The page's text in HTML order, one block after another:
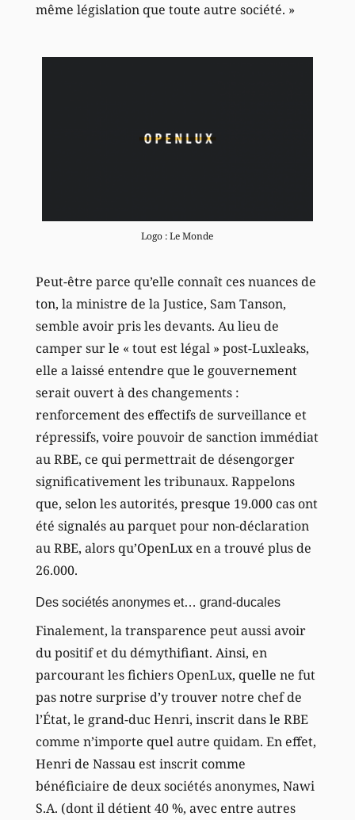
même législation que toute autre société. »
Logo : Le Monde
Peut-être parce qu’elle connaît ces nuances de
ton, la ministre de la Justice, Sam Tanson,
semble avoir pris les devants. Au lieu de
camper sur le « tout est légal » post-Luxleaks,
elle a laissé entendre que le gouvernement
serait ouvert à des changements :
renforcement des effectifs de surveillance et
répressifs, voire pouvoir de sanction immédiat
au RBE, ce qui permettrait de désengorger
significativement les tribunaux. Rappelons
que, selon les autorités, presque 19.000 cas ont
été signalés au parquet pour non-déclaration
au RBE, alors qu’OpenLux en a trouvé plus de
26.000.
Des sociétés anonymes et… grand-ducales
Finalement, la transparence peut aussi avoir
du positif et du démythifiant. Ainsi, en
parcourant les fichiers OpenLux, quelle ne fut
pas notre surprise d’y trouver notre chef de
l’État, le grand-duc Henri, inscrit dans le RBE
comme n’importe quel autre quidam. En effet,
Henri de Nassau est inscrit comme
bénéficiaire de deux sociétés anonymes, Nawi
S.A. (dont il détient 40 %, avec entre autres